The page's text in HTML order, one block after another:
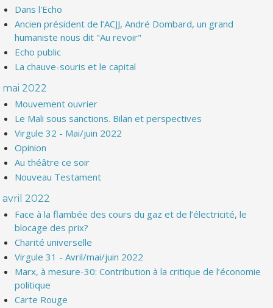
Dans l'Echo
Ancien président de l’ACJJ, André Dombard, un grand
humaniste nous dit "Au revoir"
Echo public
La chauve-souris et le capital
mai 2022
Mouvement ouvrier
Le Mali sous sanctions. Bilan et perspectives
Virgule 32 - Mai/juin 2022
Opinion
Au théâtre ce soir
Nouveau Testament
avril 2022
Face à la flambée des cours du gaz et de l’électricité, le
blocage des prix?
Charité universelle
Virgule 31 - Avril/mai/juin 2022
Marx, à mesure-30: Contribution à la critique de l’économie
politique
Carte Rouge